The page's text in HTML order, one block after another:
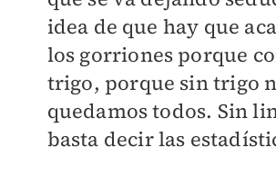
idea de que hay que
los gorriones porque
trigo, porque sin trigo
quedamos todos. Sin
basta decir las